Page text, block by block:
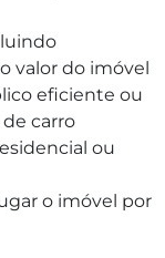
valor do imóvel
eficiente ou
carro
ou
o imóvel por